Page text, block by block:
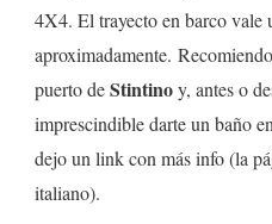
4X4. El trayecto en barco vale
aproximadamente.
puerto deStintinoy, antes o
imprescindible darte un baño
dejo un link con más info (la
italiano).